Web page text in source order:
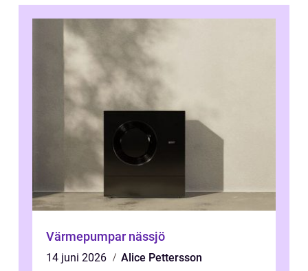
Värmepumpar nässjö
14 juni 2026
Alice Pettersson